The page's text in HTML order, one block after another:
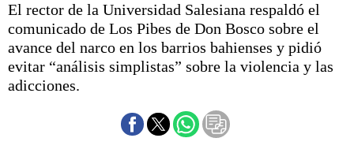
Fútbol
Federal A
Arte y cultura
Aplausos
Con el campo
El rector de la Universidad Salesiana respaldó el
comunicado de Los Pibes de Don Bosco sobre el
avance del narco en los barrios bahienses y pidió
evitar “análisis simplistas” sobre la violencia y las
adicciones.